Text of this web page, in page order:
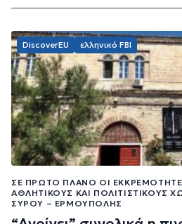
DiscoverEU ελληνικό FBI
ΣΕ ΠΡΏΤΟ ΠΛΆΝΟ ΟΙ
ΑΘΛΗΤΙΚΟΎΣ ΚΑΙ ΠΟΛΙΤΙΣΤΙΚΟΎΣ
ΣΎΡΟΥ – ΕΡΜΟΎΠΟΛΗΣ